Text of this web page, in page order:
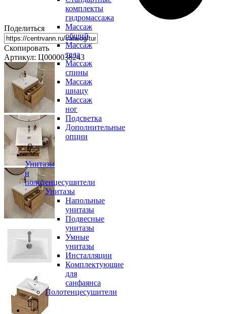
комплекты
гидромассажа
Массаж
общий
Массаж
тела
Массаж
спины
Массаж
шиацу
Массаж
ног
Подсветка
Дополнительные
опции
Унитазы
и
полотенцесушители
Унитазы
Напольные
унитазы
Подвесные
унитазы
Умные
унитазы
Инсталляции
Комплектующие
для
санфаянса
Полотенцесушители
Поделиться
Скопировать
Артикул: Ц0000038243